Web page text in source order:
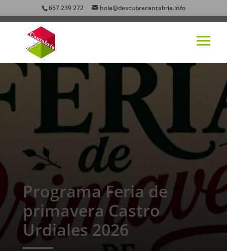
657 239 272 hola@descubrecantabria.info
Programa Feria de
primavera Castro
Urdiales 2026